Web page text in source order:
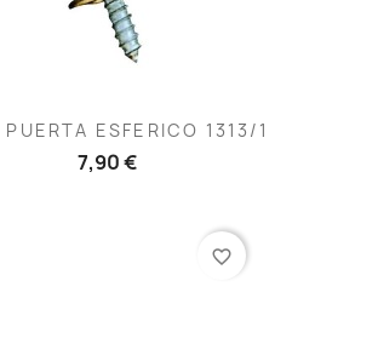
ESFERICO 1313/1
7,90 €
favorite_border